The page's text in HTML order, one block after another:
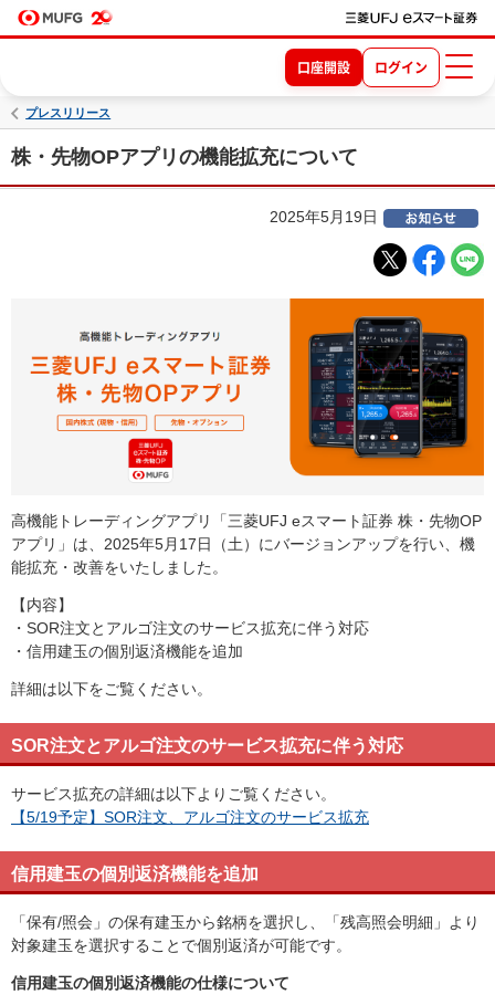
口座開設 ログイン
プレスリリース
株・先物OPアプリの機能拡充について
2025年5月19日
高機能トレーディングアプリ「三菱UFJ eスマート証券 株・先物OP
アプリ」は、2025年5月17日（土）にバージョンアップを行い、機
能拡充・改善をいたしました。
【内容】
・SOR注文とアルゴ注文のサービス拡充に伴う対応
・信用建玉の個別返済機能を追加
詳細は以下をご覧ください。
SOR注文とアルゴ注文のサービス拡充に伴う対応
サービス拡充の詳細は以下よりご覧ください。
【5/19予定】SOR注文、アルゴ注文のサービス拡充
信用建玉の個別返済機能を追加
「保有/照会」の保有建玉から銘柄を選択し、「残高照会明細」より
対象建玉を選択することで個別返済が可能です。
信用建玉の個別返済機能の仕様について